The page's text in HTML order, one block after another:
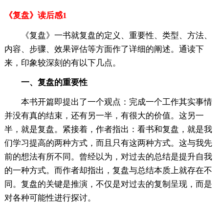
《复盘》读后感1
《复盘》一书就复盘的定义、重要性、类型、方法、
内容、步骤、效果评估等方面作了详细的阐述。通读下
来，印象较深刻的有以下几点。
一、复盘的重要性
本书开篇即提出了一个观点：完成一个工作其实事情
并没有真的结束，还有另一半，有很大的价值。这另一
半，就是复盘。紧接着，作者指出：看书和复盘，就是我
们学习提高的两种方式，而且只有这两种方式。这与我先
前的想法有所不同。曾经以为，对过去的总结是提升自我
的一种方式。而作者却指出，复盘与总结本质上就存在不
同。复盘的关键是推演，不仅是对过去的复制呈现，而是
对各种可能性进行探讨。